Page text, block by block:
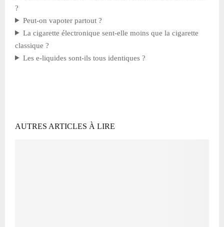
?
Peut-on vapoter partout ?
La cigarette électronique sent-elle moins que la cigarette
classique ?
Les e-liquides sont-ils tous identiques ?
AUTRES ARTICLES À LIRE